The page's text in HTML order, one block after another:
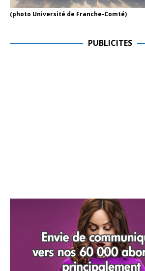
(photo Université de Franche-Comté)
PUBLICITES